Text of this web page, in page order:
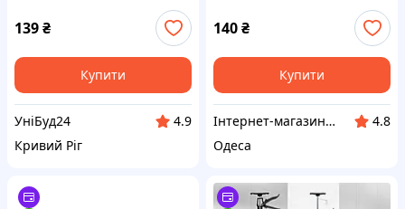
139₴
Купити
УніБуд24
4.9
Кривий Ріг
140₴
Купити
Інтернет-магазин "RPkits"
4.8
Одеса